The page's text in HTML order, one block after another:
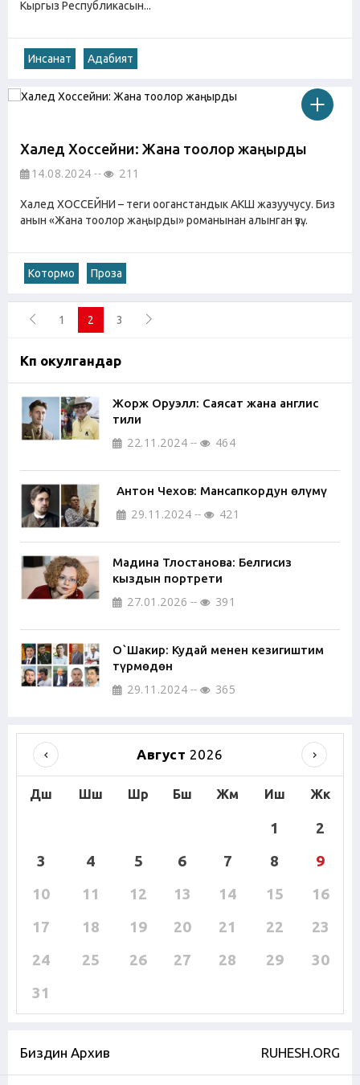
Кыргыз Республикасын...
Инсанат Адабият
Халед Хоссейни: Жана тоолор жаңырды
14.08.2024 211
Халед ХОССЕЙНИ – теги ооганстандык АКШ жазуучусу. Биз
анын «Жана тоолор жаңырды» романынан алынган үзү...
Котормо Проза
1 2 3
Көп окулгандар
Жорж Оруэлл: Саясат жана англис
тили
22.11.2024 464
Антон Чехов: Мансапкордун өлүмү
29.11.2024 421
Мадина Тлостанова: Белгисиз
кыздын портрети
27.01.2026 391
О`Шакир: Кудай менен кезигиштим
түрмөдөн
29.11.2024 365
Август 2026
Дш Шш Шр Бш Жм Иш Жк
1
2
3
4 5 6 7 8
9
10
11 12 13 14 15
16
17
18 19 20 21 22
23
24
25 26 27 28 29
30
31
Биздин Архив RUHESH.ORG